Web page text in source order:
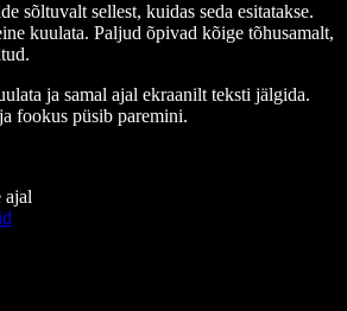
sõltuvalt sellest, kuidas seda esitatakse.
kuulata. Paljud õpivad kõige tõhusamalt,
ja samal ajal ekraanilt teksti jälgida.
ja fookus püsib paremini.
ajal